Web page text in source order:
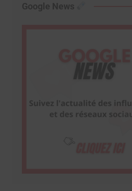
Google News